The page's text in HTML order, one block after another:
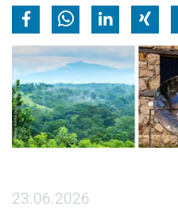
23.06.2026